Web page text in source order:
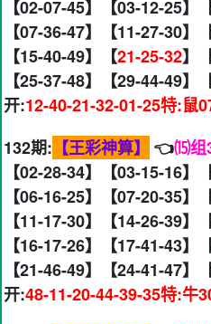
【02-07-45】【03-12-25】
【07-36-47】【11-27-30】
【15-40-49】【21-25-32】
【25-37-48】【29-44-49】
开:12-40-21-32-01-25特:鼠
132期: 【王彩神算】 👈⒂组
【02-28-34】【03-15-16】
【06-16-25】【07-20-35】
【11-17-30】【14-26-39】
【16-17-26】【17-41-43】
【21-46-49】【24-41-47】
开:48-11-20-44-39-35特:牛